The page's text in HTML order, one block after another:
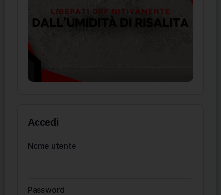
Accedi
Nome utente
Password